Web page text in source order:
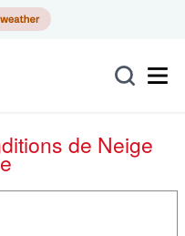
de Neige